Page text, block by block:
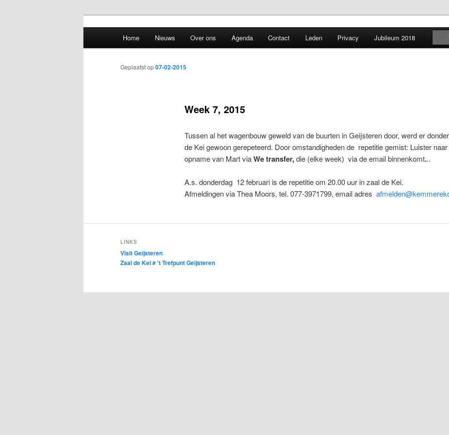
Kemmerekoor Geijsteren
Skip to primary content
Skip to secondary content
Home Nieuws Over ons Agenda Contact Leden Privacy Jubileum 2018
Post navigation
Week 7, 2015
Geplaatst op07-02-2015
Tussen al het wagenbouw geweld van de buurten in Geijsteren door, werd er
de Kei gewoon gerepeteerd. Door omstandigheden de repetitie gemist: Luister
opname van Mart viaWe transfer,die (elke week) via de email binnenkomt...
A.s. donderdag 12 februari is de repetitie om 20.00 uur in zaal de Kei.
Afmeldingen via Thea Moors, tel. 077-3971799, email adres
LINKS
Visit Geijsteren
Zaal de Kei # 't Trefpunt Geijsteren